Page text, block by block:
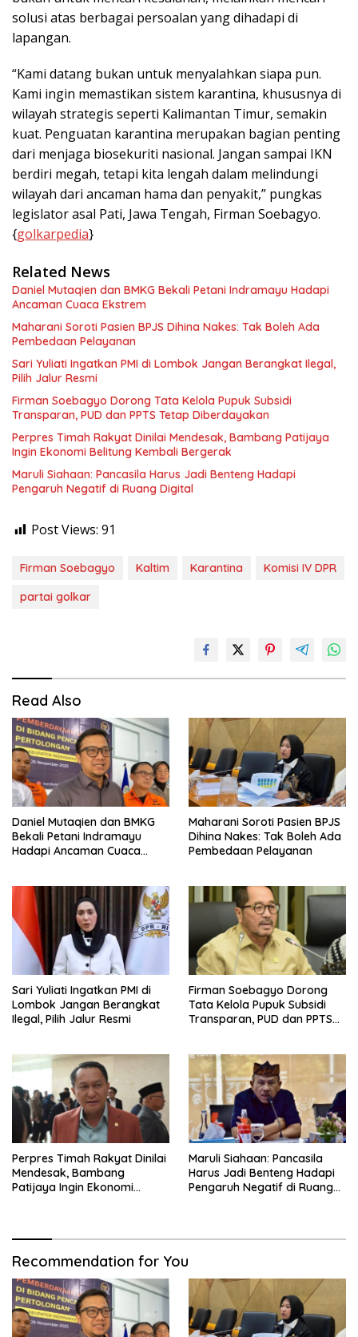
solusi atas berbagai persoalan yang dihadapi di
lapangan.
“Kami datang bukan untuk menyalahkan siapa pun.
Kami ingin memastikan sistem karantina, khususnya di
wilayah strategis seperti Kalimantan Timur, semakin
kuat. Penguatan karantina merupakan bagian penting
dari menjaga biosekuriti nasional. Jangan sampai IKN
berdiri megah, tetapi kita lengah dalam melindungi
wilayah dari ancaman hama dan penyakit,” pungkas
legislator asal Pati, Jawa Tengah, Firman Soebagyo.
{golkarpedia}
Related News
Daniel Mutaqien dan BMKG Bekali Petani Indramayu Hadapi
Ancaman Cuaca Ekstrem
Maharani Soroti Pasien BPJS Dihina Nakes: Tak Boleh Ada
Pembedaan Pelayanan
Sari Yuliati Ingatkan PMI di Lombok Jangan Berangkat Ilegal,
Pilih Jalur Resmi
Firman Soebagyo Dorong Tata Kelola Pupuk Subsidi
Transparan, PUD dan PPTS Tetap Diberdayakan
Perpres Timah Rakyat Dinilai Mendesak, Bambang Patijaya
Ingin Ekonomi Belitung Kembali Bergerak
Maruli Siahaan: Pancasila Harus Jadi Benteng Hadapi
Pengaruh Negatif di Ruang Digital
Post Views: 91
Firman Soebagyo Kaltim Karantina
Komisi IV DPR
partai golkar
Read Also
Daniel Mutaqien dan BMKG
Bekali Petani Indramayu
Hadapi Ancaman Cuaca
Maharani Soroti Pasien BPJS
Dihina Nakes: Tak Boleh Ada
Pembedaan Pelayanan
Sari Yuliati Ingatkan PMI di
Lombok Jangan Berangkat
Ilegal, Pilih Jalur Resmi
Firman Soebagyo Dorong
Tata Kelola Pupuk Subsidi
Transparan, PUD dan PPTS
Perpres Timah Rakyat Dinilai
Mendesak, Bambang
Patijaya Ingin Ekonomi
Maruli Siahaan: Pancasila
Harus Jadi Benteng Hadapi
Pengaruh Negatif di Ruang
Recommendation for You